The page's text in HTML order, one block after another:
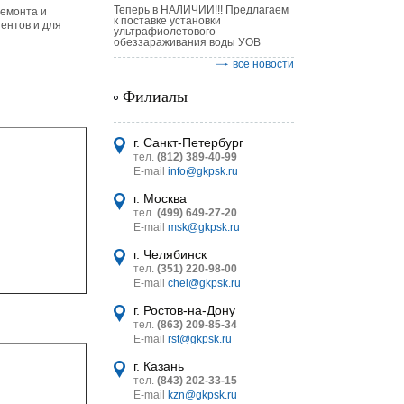
MINI
и
и для
Теперь в НАЛИЧИИ!!! Предлагаем
к поставке установки
ультрафиолетового
обеззараживания воды УОВ
все новости
Филиалы
г. Санкт-Петербург
тел. (812) 389-40-99
E-mail info@gkpsk.ru
г. Москва
тел. (499) 649-27-20
E-mail msk@gkpsk.ru
г. Челябинск
тел. (351) 220-98-00
E-mail chel@gkpsk.ru
г. Ростов-на-Дону
тел. (863) 209-85-34
E-mail rst@gkpsk.ru
г. Казань
тел. (843) 202-33-15
E-mail
kzn@gkpsk.ru